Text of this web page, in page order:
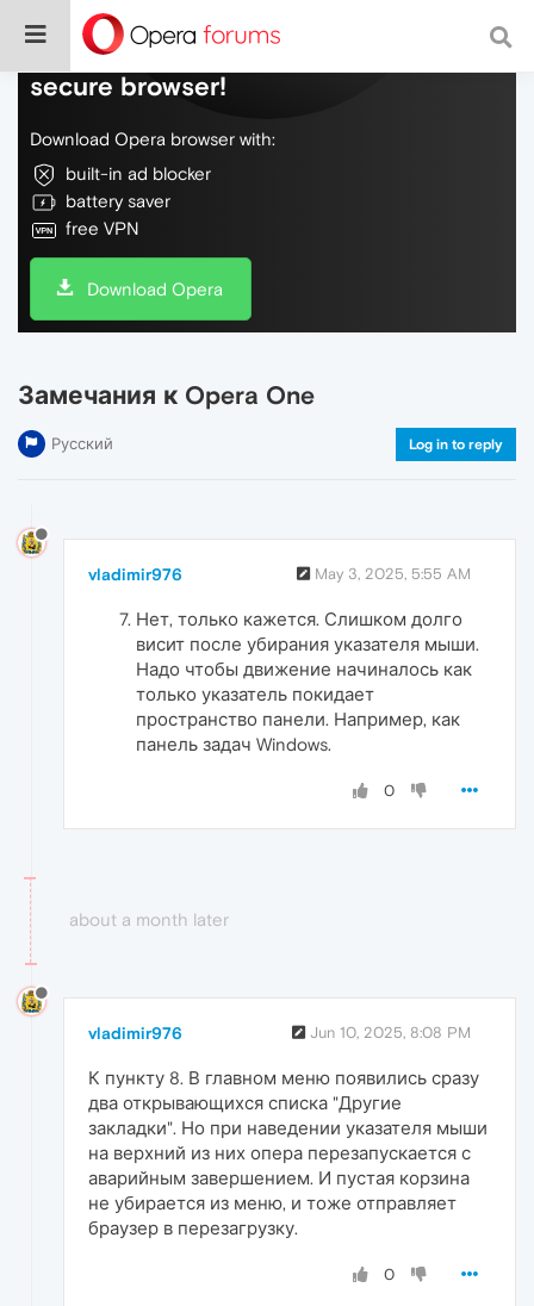
Do more on the web, with a fast and
secure browser!
Download Opera browser with:
built-in ad blocker
battery saver
free VPN
Download Opera
Замечания к Opera One
Русский Log in to reply
vladimir976 May 3, 2025, 5:55 AM
Нет, только кажется. Слишком долго
висит после убирания указателя мыши.
Надо чтобы движение начиналось как
только указатель покидает
пространство панели. Например, как
панель задач Windows.
0
about a month later
vladimir976 Jun 10, 2025, 8:08 PM
К пункту 8. В главном меню появились сразу
два открывающихся списка "Другие
закладки". Но при наведении указателя мыши
на верхний из них опера перезапускается с
аварийным завершением. И пустая корзина
не убирается из меню, и тоже отправляет
браузер в перезагрузку.
0